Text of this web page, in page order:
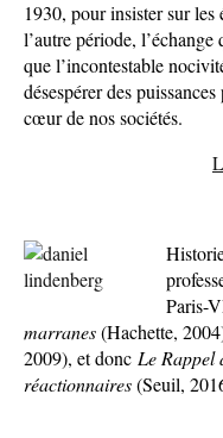
1930, pour insister sur les
l’autre période,
que l’incontestable
désespérer des
cœur de nos sociétés.
Paris-
marranes(Hachette,
2009), et donc Le Rappel
réactionnaires(Seuil,